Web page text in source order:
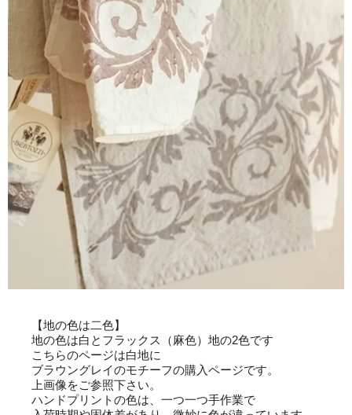
【地の色は二色】
地の色は白とフラックス（麻色）地の2色です
こちらのページは白地に
ブラウングレイのモチーフの購入ページです。
上画像をご参照下さい。
ハンドプリントの色は、一つ一つ手作業で